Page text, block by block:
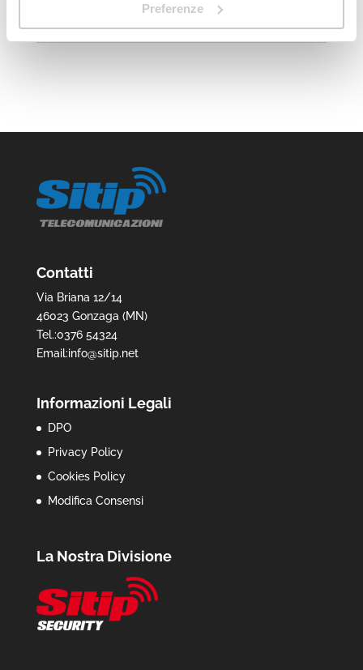
Preferenze
un accesso a Internet è...
Contatti
Via Briana 12/14
46023 Gonzaga (MN)
Tel.:0376 54324
Email:info@sitip.net
Informazioni Legali
DPO
Privacy Policy
Cookies Policy
Modifica Consensi
La Nostra Divisione